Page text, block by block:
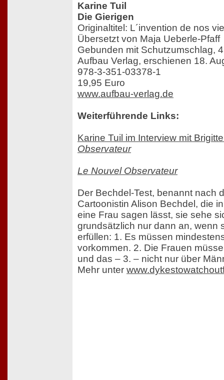
Karine Tuil
Die Gierigen
Originaltitel: L´invention de nos
Übersetzt von Maja Ueberle-Pfaff
Gebunden mit Schutzumschlag,
Aufbau Verlag, erschienen 18.
978-3-351-03378-1
19,95 Euro
www.aufbau-verlag.de
Weiterführende Links:
Karine Tuil im Interview mit
Observateur
Le Nouvel Observateur
Der Bechdel-Test, benannt nach
Cartoonistin Alison Bechdel, die
eine Frau sagen lässt, sie sehe
grundsätzlich nur dann an, wenn
erfüllen: 1. Es müssen
vorkommen. 2. Die Frauen
und das – 3. – nicht nur über
Mehr unter